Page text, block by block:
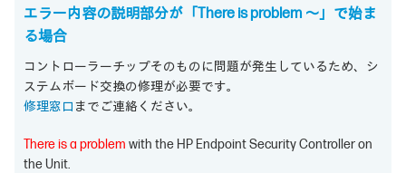
エラー内容の説明部分が「There is problem ～」で始ま
る場合
コントローラーチップそのものに問題が発生しているため、シ
ステムボード交換の修理が必要です。
修理窓口までご連絡ください。
There is a problem with the HP Endpoint Security Controller on
the Unit.